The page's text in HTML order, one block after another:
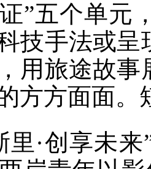
”五个单元
技手法或
用旅途故
方方面面。
里·创享未